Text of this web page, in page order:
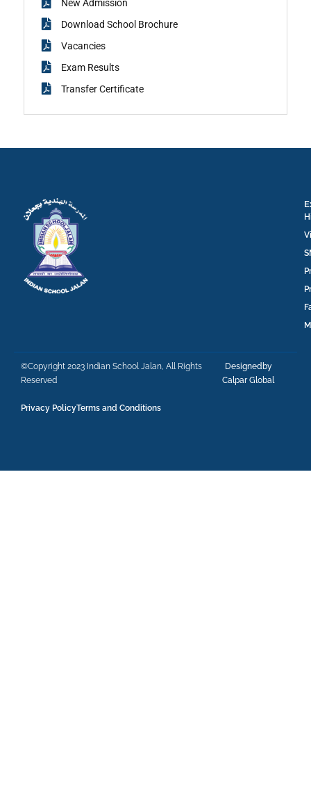
New Admission
Download School Brochure
Vacancies
Exam Results
Transfer Certificate
©Copyright 2023 Indian School Jalan, All Rights
Reserved
Designedby
Calpar Global
Privacy PolicyTerms and Conditions